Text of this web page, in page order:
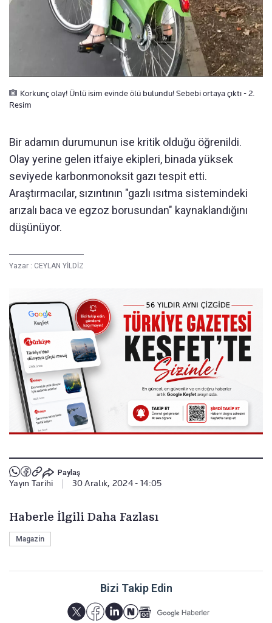
Korkunç olay! Ünlü isim evinde ölü bulundu! Sebebi ortaya çıktı - 2.
Resim
Bir adamın durumunun ise kritik olduğu öğrenildi.
Olay yerine gelen itfaiye ekipleri, binada yüksek
seviyede karbonmonoksit gazı tespit etti.
Araştırmacılar, sızıntının "gazlı ısıtma sistemindeki
arızalı baca ve egzoz borusundan" kaynaklandığını
düşünüyor.
Yazar : CEYLAN YİLDİZ
Paylaş
Yayın Tarihi 30 Aralık, 2024 - 14:05
Haberle İlgili Daha Fazlası
Magazin
Bizi Takip Edin